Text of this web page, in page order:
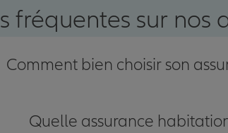
fréquentes sur nos
Comment bien choisir son
Quelle assurance